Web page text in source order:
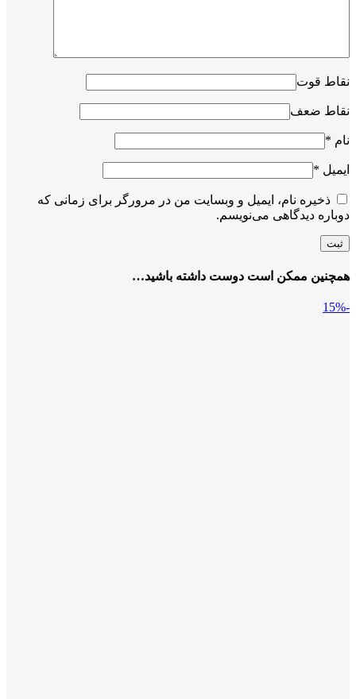
نقاط قوت
نقاط ضعف
نام *
ایمیل *
ذخیره نام، ایمیل و وبسایت من در مرورگر برای زمانی که
دوباره دیدگاهی می‌نویسم.
همچنین ممکن است دوست داشته باشید…
-15%